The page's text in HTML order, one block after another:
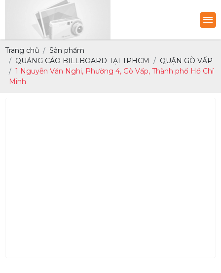
Trang chủ
Sản phẩm
QUẢNG CÁO BILLBOARD TẠI TPHCM
QUẬN GÒ VẤP
1 Nguyễn Văn Nghi, Phường 4, Gò Vấp, Thành phố Hồ Chí
Minh